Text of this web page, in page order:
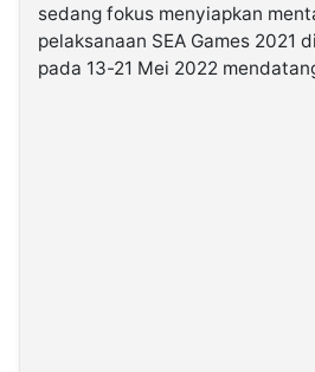
sedang fokus menyiapkan
pelaksanaan SEA Games 2021
pada 13-21 Mei 2022